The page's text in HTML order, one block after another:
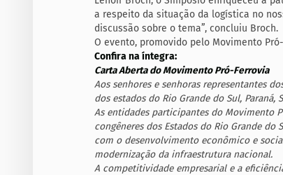
a respeito da situação da logística no
discussão sobre o tema”, concluiu Broch.
O evento, promovido pelo Movimento
Confira na íntegra:
Carta Aberta do Movimento Pró-Ferrovia
Aos senhores e senhoras representantes
dos estados do Rio Grande do Sul, Paraná,
As entidades participantes do Movimento
congêneres dos Estados do Rio Grande do
com o desenvolvimento econômico e
modernização da infraestrutura nacional.
A competitividade empresarial e a